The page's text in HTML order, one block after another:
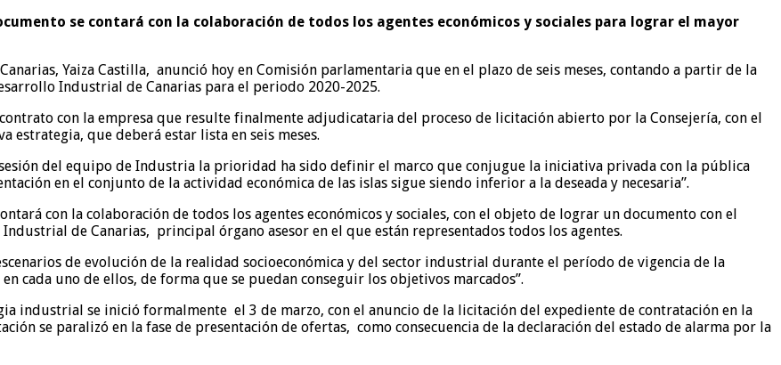
se contará con la colaboración de todos los agentes económicos y sociales para lograr el mayor
Yaiza Castilla, anunció hoy en Comisión parlamentaria que en el plazo de seis meses, contando a partir de la
Industrial de Canarias para el periodo 2020-2025.
con la empresa que resulte finalmente adjudicataria del proceso de licitación abierto por la Consejería, con el
estrategia, que deberá estar lista en seis meses.
del equipo de Industria la prioridad ha sido definir el marco que conjugue la iniciativa privada con la pública
en el conjunto de la actividad económica de las islas sigue siendo inferior a la deseada y necesaria”.
con la colaboración de todos los agentes económicos y sociales, con el objeto de lograr un documento con el
de Canarias, principal órgano asesor en el que están representados todos los agentes.
de evolución de la realidad socioeconómica y del sector industrial durante el período de vigencia de la
cada uno de ellos, de forma que se puedan conseguir los objetivos marcados”.
industrial se inició formalmente el 3 de marzo, con el anuncio de la licitación del expediente de contratación en la
se paralizó en la fase de presentación de ofertas, como consecuencia de la declaración del estado de alarma por la